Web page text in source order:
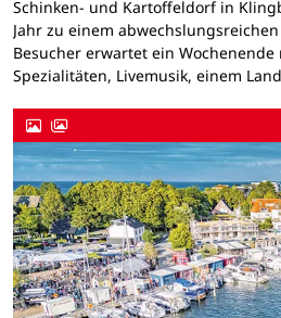
Schinken- und Kartoffeldorf in
Jahr zu einem
Besucher erwartet ein
Spezialitäten, Livemusik, einem